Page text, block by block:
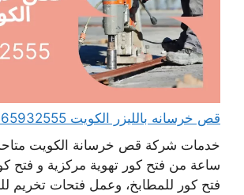
قص خرسانه بالليزر الكويت 65932555 فتح كور تكييف
ساعة من فتح كور تهوية مركزية و فتح
فتح كور للمطابخ، وعمل فتحات تخريم